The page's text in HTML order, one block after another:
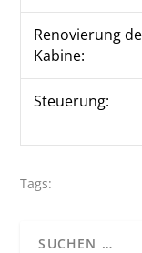
Renovierung
Kabine:
Steuerung:
Tags: